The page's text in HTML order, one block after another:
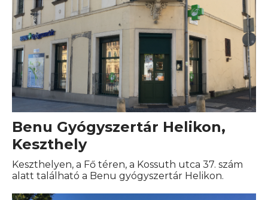
Benu Gyógyszertár Helikon,
Keszthely
Keszthelyen, a Fő téren, a Kossuth utca 37. szám
alatt található a Benu gyógyszertár Helikon.